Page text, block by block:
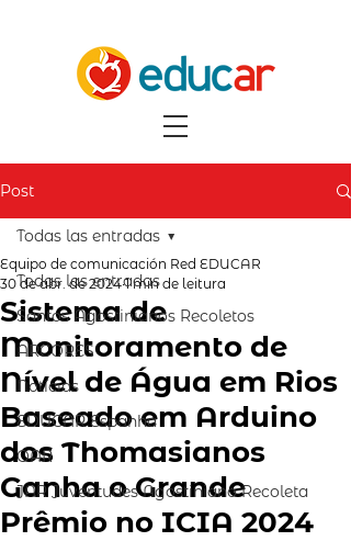
Post
Todas las entradas
Santos Agostinianos Recoletos
ARCORES
Notícias
EDUCAR Espanha
OAR
JAR Juventudes Agostiniano Recoleta
Todas las entradas
Sistema de
Monitoramento de
Nível de Água em Rios
Baseado em Arduino
dos Thomasianos
Ganha o Grande
Prêmio no ICIA 2024
Equipo de comunicación Red EDUCAR
30 de abr. de 2024 1 min de leitura